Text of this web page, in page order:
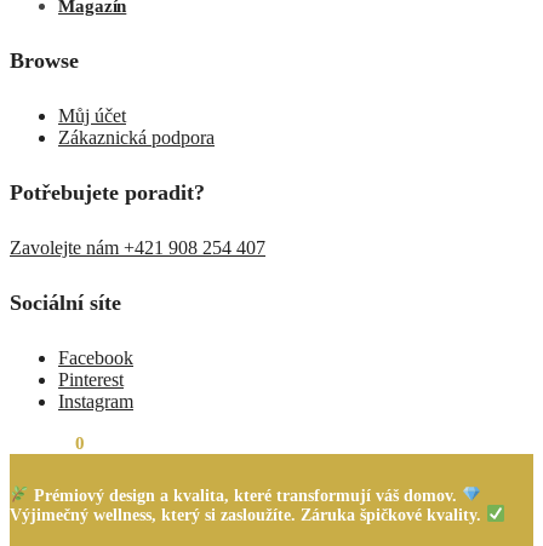
Magazín
Browse
Můj účet
Zákaznická podpora
Potřebujete poradit?
Zavolejte nám +421 908 254 407
Sociální síte
Facebook
Pinterest
Instagram
0
Prémiový design a kvalita, které transformují váš domov.
Výjimečný wellness, který si zasloužíte. Záruka špičkové kvality.